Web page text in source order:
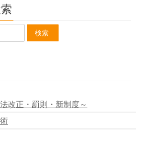
で交通事故を起こしたときの責任
合の責任
する国や地方公共団体の責任
社の代表取締役個人が責任を負う
場合に責任の所在は？
を起こした場合にはユーザーにも責
人身事故の責任を負う？
賠償責任を負うのか？
発生した場合には？
きた場合に、その保有者・名義人
改正・罰則・新制度～